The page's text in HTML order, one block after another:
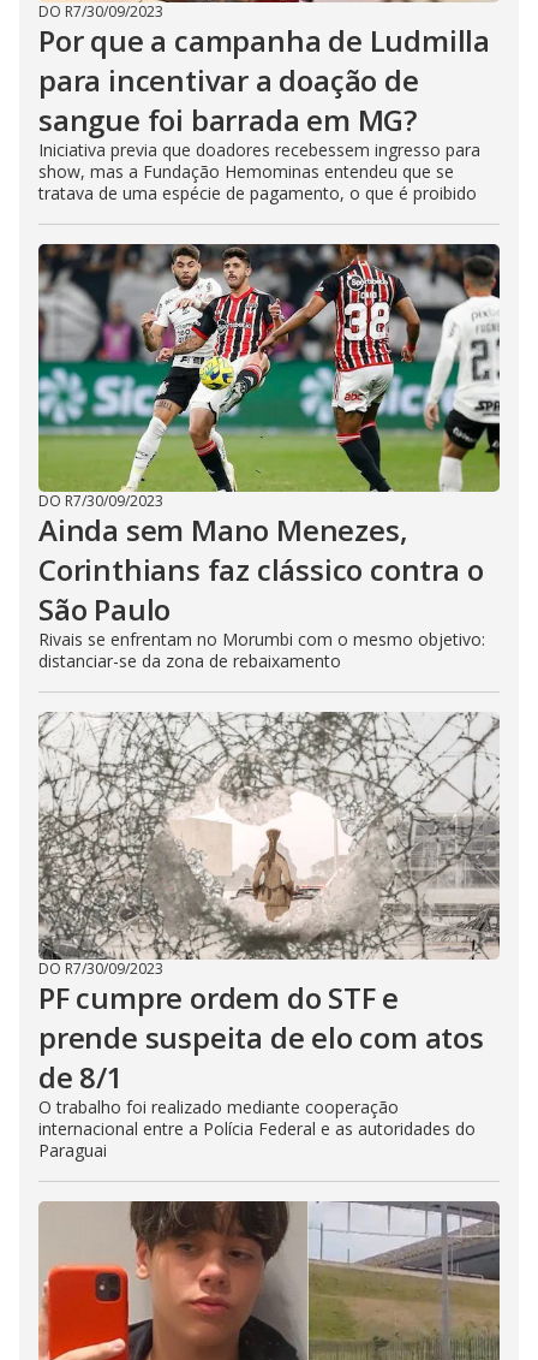
DO R7/30/09/2023
Por que a campanha de Ludmilla
para incentivar a doação de
sangue foi barrada em MG?
Iniciativa previa que doadores recebessem ingresso para
show, mas a Fundação Hemominas entendeu que se
tratava de uma espécie de pagamento, o que é proibido
DO R7/30/09/2023
Ainda sem Mano Menezes,
Corinthians faz clássico contra o
São Paulo
Rivais se enfrentam no Morumbi com o mesmo objetivo:
distanciar-se da zona de rebaixamento
DO R7/30/09/2023
PF cumpre ordem do STF e
prende suspeita de elo com atos
de 8/1
O trabalho foi realizado mediante cooperação
internacional entre a Polícia Federal e as autoridades do
Paraguai